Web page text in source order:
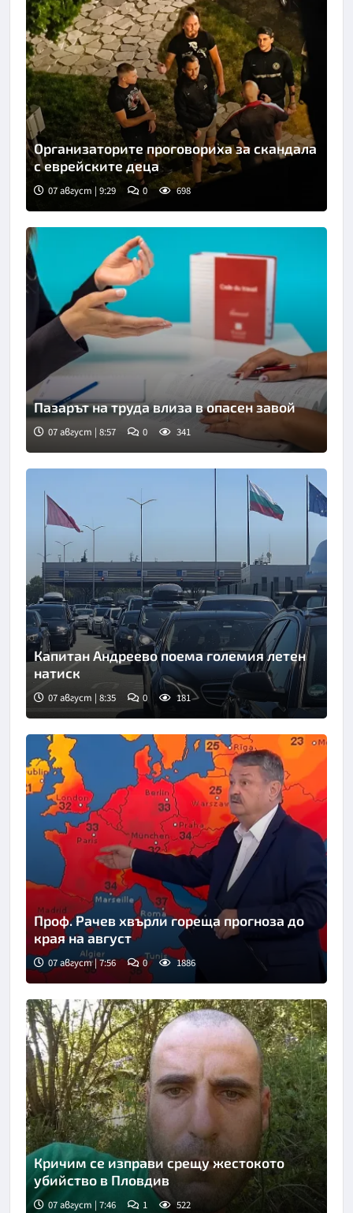
Организаторите проговориха за скандала
с еврейските деца
07 август | 9:29 0 698
Пазарът на труда влиза в опасен завой
07 август | 8:57 0 341
Снимка: БНТ
Капитан Андреево поема големия летен
натиск
07 август | 8:35 0 181
Снимка: бТВ
Проф. Рачев хвърли гореща прогноза до
края на август
07 август | 7:56 0 1886
Кричим се изправи срещу жестокото
убийство в Пловдив
07 август | 7:46 1 522